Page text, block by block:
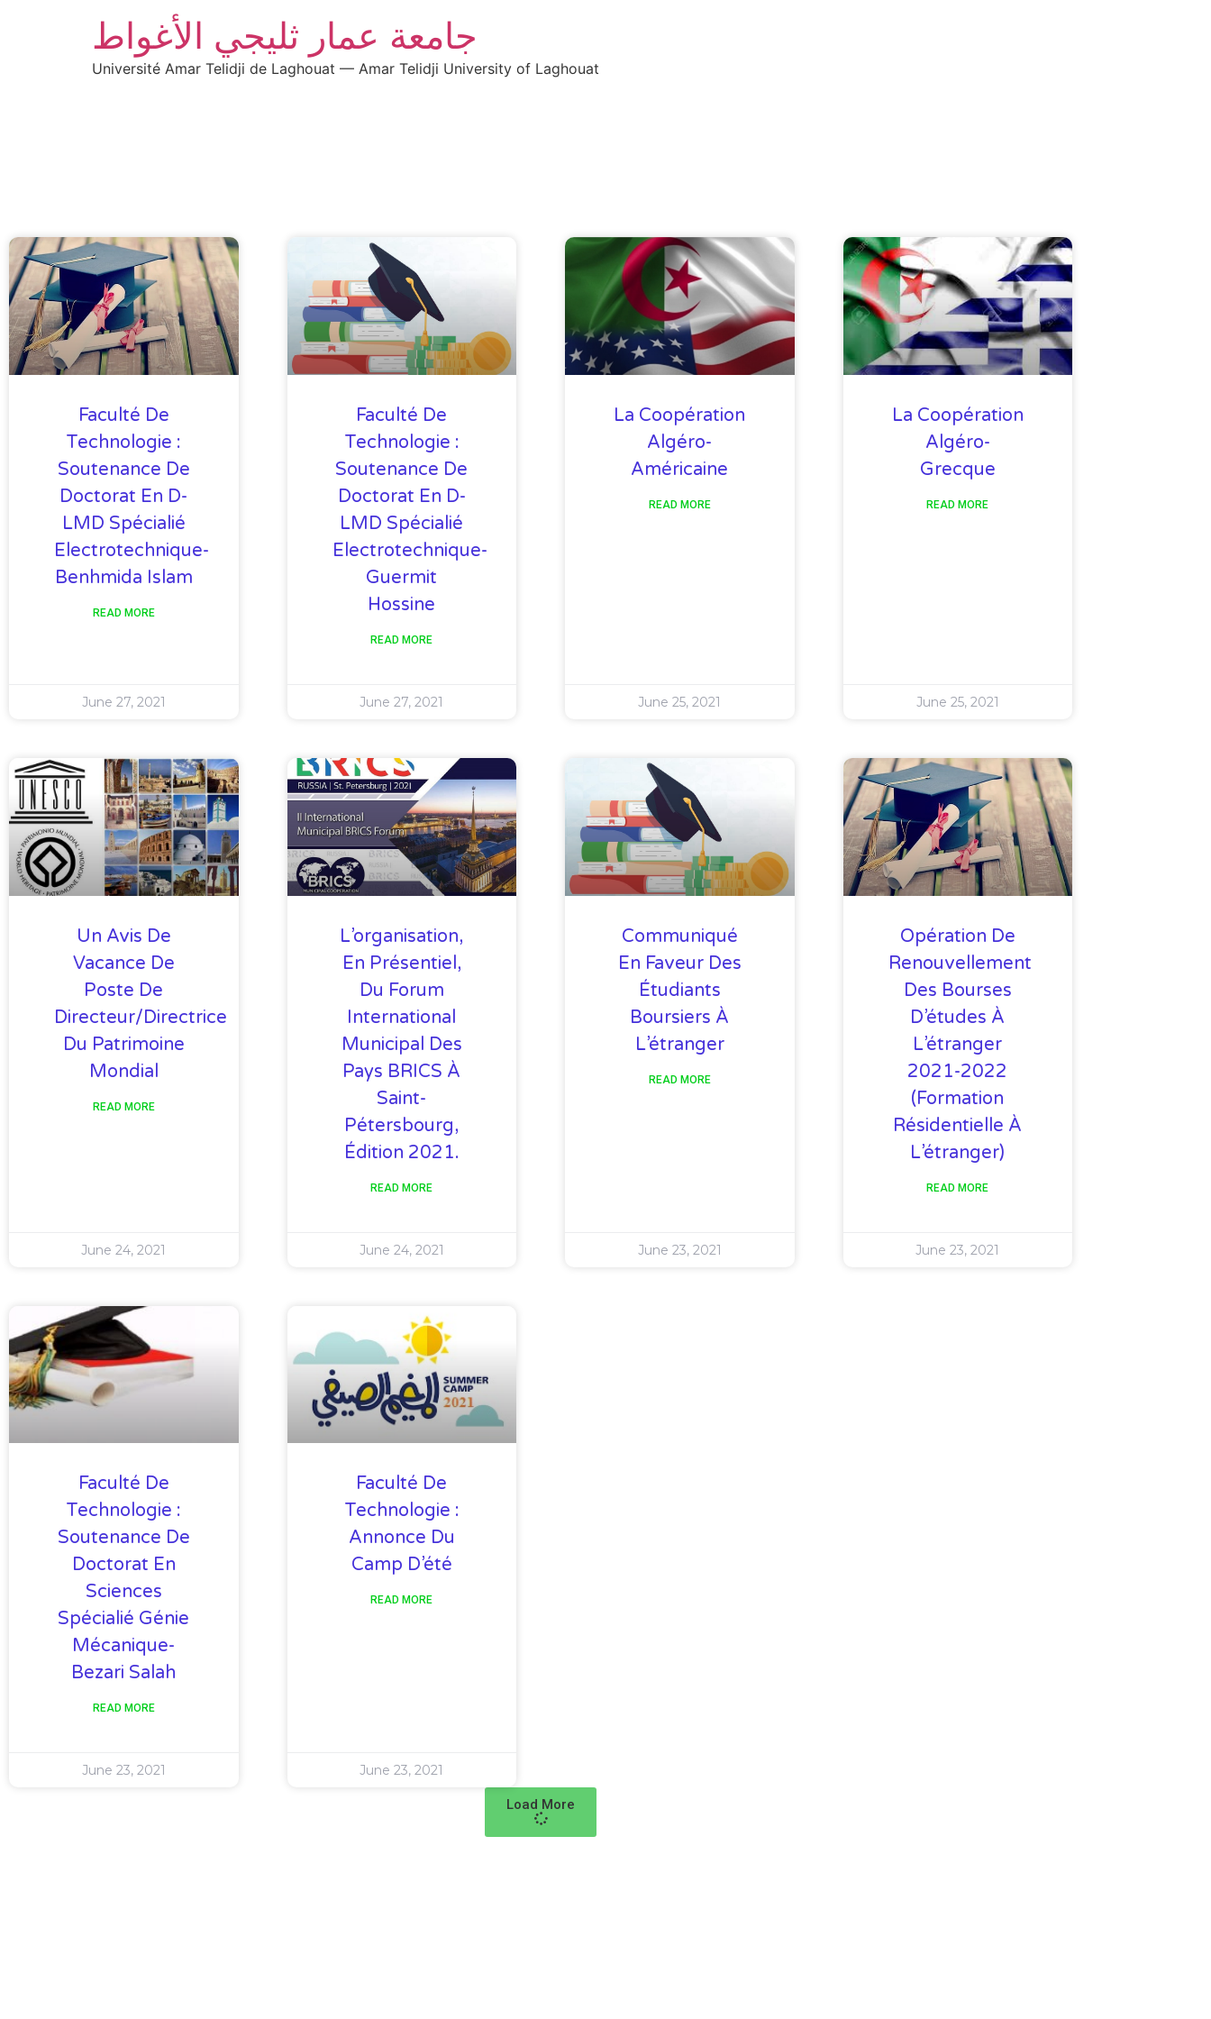
جامعة عمار ثليجي الأغواط
Université Amar Telidji de Laghouat — Amar Telidji University of Laghouat
Faculté De
Technologie :
Soutenance De
Doctorat En D-
LMD Spécialié
Electrotechnique-
Benhmida Islam
READ MORE
June 27, 2021
Faculté De
Technologie :
Soutenance De
Doctorat En D-
LMD Spécialié
Electrotechnique-
Guermit
Hossine
READ MORE
June 27, 2021
La Coopération
Algéro-
Américaine
READ MORE
June 25, 2021
La Coopération
Algéro-
Grecque
READ MORE
June 25, 2021
Un Avis De
Vacance De
Poste De
Directeur/directrice
Du Patrimoine
Mondial
READ MORE
June 24, 2021
L’organisation,
En Présentiel,
Du Forum
International
Municipal Des
Pays BRICS À
Saint-
Pétersbourg,
Édition 2021.
READ MORE
June 24, 2021
Communiqué
En Faveur Des
Étudiants
Boursiers À
L’étranger
READ MORE
June 23, 2021
Opération De
Renouvellement
Des Bourses
D’études À
L’étranger
2021-2022
(formation
Résidentielle À
L’étranger)
READ MORE
June 23, 2021
Faculté De
Technologie :
Soutenance De
Doctorat En
Sciences
Spécialié Génie
Mécanique-
Bezari Salah
READ MORE
June 23, 2021
Faculté De
Technologie :
Annonce Du
Camp D’été
READ MORE
June 23, 2021
Load More